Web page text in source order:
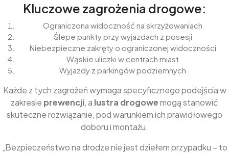
Kluczowe zagrożenia drogowe:
Ograniczona widoczność na skrzyżowaniach
Ślepe punkty przy wyjazdach z posesji
Niebezpieczne zakręty o ograniczonej widoczności
Wąskie uliczki w centrach miast
Wyjazdy z parkingów podziemnych
Każde z tych zagrożeń wymaga specyficznego podejścia w
zakresie prewencji, a lustra drogowemogą stanowić
skuteczne rozwiązanie, pod warunkiem ich prawidłowego
doboru i montażu.
„Bezpieczeństwo na drodze nie jest dziełem przypadku – to